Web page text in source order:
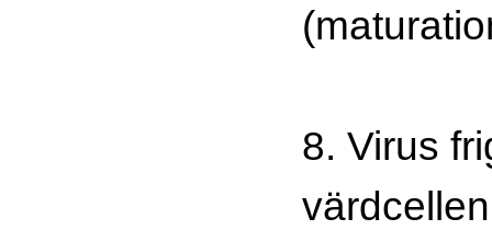
8. Virus